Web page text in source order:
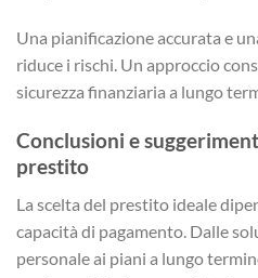
Una pianificazione accurata e
riduce i rischi. Un approccio
sicurezza finanziaria a lungo
Conclusioni e
prestito
La scelta del prestito ideale
capacità di pagamento. Dalle
personale ai piani a lungo